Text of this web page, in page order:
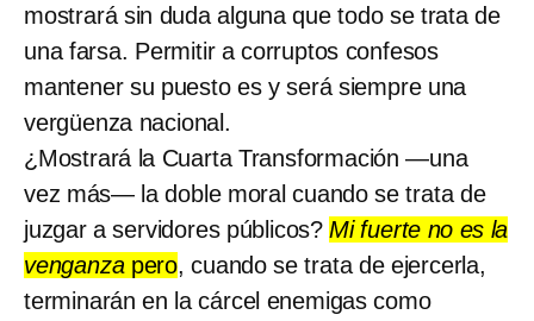
mostrará sin duda alguna que todo se trata de
una farsa. Permitir a corruptos confesos
mantener su puesto es y será siempre una
vergüenza nacional.
¿Mostrará la Cuarta Transformación —una
vez más— la doble moral cuando se trata de
juzgar a servidores públicos?Mi fuerte no es la
venganzapero, cuando se trata de ejercerla,
terminarán en la cárcel enemigas como